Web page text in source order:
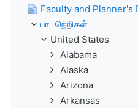
Faculty and Planner's
பாடநெறிகள்
United States
Alabama
Alaska
Arizona
Arkansas